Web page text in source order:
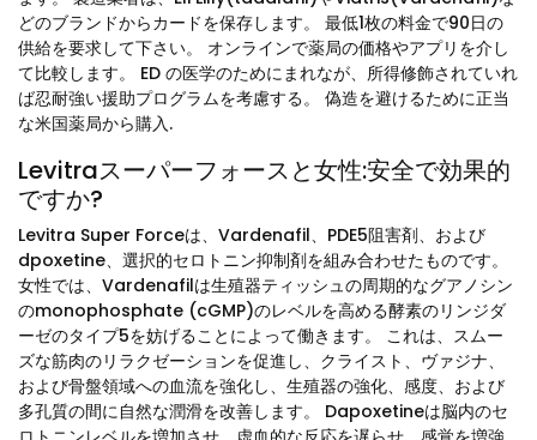
どのブランドからカードを保存します。 最低1枚の料金で90日の
供給を要求して下さい。 オンラインで薬局の価格やアプリを介し
て比較します。 ED の医学のためにまれなが、所得修飾されていれ
ば忍耐強い援助プログラムを考慮する。 偽造を避けるために正当
な米国薬局から購入.
Levitraスーパーフォースと女性:安全で効果的
ですか?
Levitra Super Forceは、Vardenafil、PDE5阻害剤、および
dpoxetine、選択的セロトニン抑制剤を組み合わせたものです。
女性では、Vardenafilは生殖器ティッシュの周期的なグアノシン
のmonophosphate (cGMP)のレベルを高める酵素のリンジダ
ーゼのタイプ5を妨げることによって働きます。 これは、スムー
ズな筋肉のリラクゼーションを促進し、クライスト、ヴァジナ、
および骨盤領域への血流を強化し、生殖器の強化、感度、および
多孔質の間に自然な潤滑を改善します。 Dapoxetineは脳内のセ